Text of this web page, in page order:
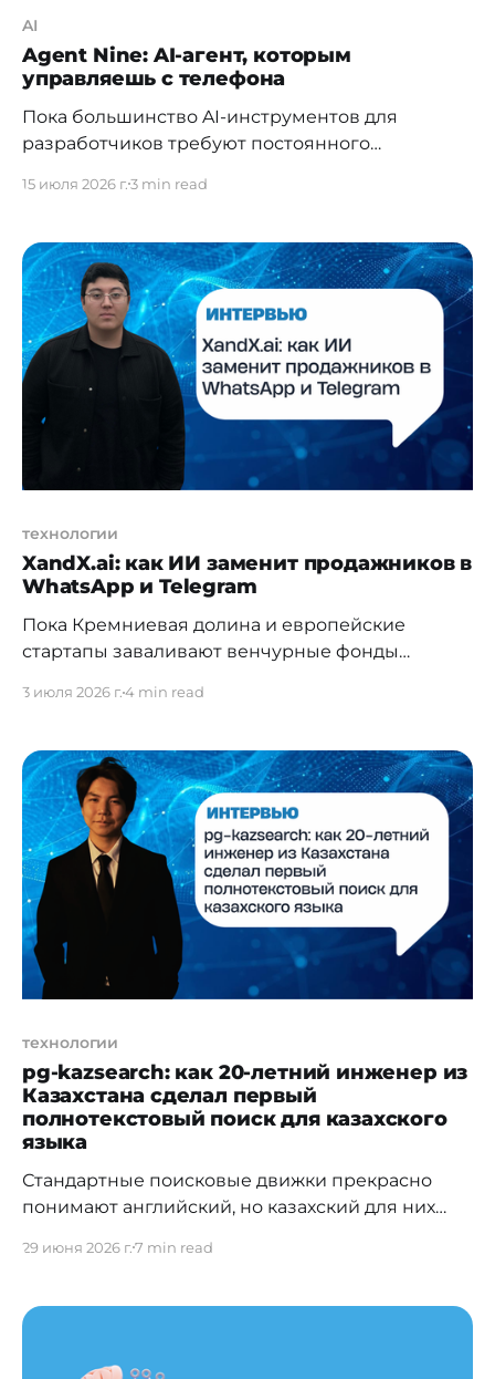
AI
Agent Nine: AI-агент, которым
управляешь с телефона
Пока большинство AI-инструментов для
разработчиков требуют постоянного
Астаны разрабатывает продукт иначе:
ему можно ставить откуда угодно — с телефона,
планшета, любого устройства. 17 июля Agent
Nine выходит в публичный доступ. Мы
поговорили с основателем о том, зачем это
15 июля 2026 г.3 min read
технологии
XandX.ai: как ИИ заменит продажников в
WhatsApp и Telegram
Пока Кремниевая долина и европейские
стартапы заваливают венчурные фонды
предприниматель Султанбек Токсабаев создал
продукт, который бьет точно в цель локального
менталитета ведения бизнеса — туда, где
реально принимаются решения и закрываются
сделки: в WhatsApp и Telegram. Расскажи,
3 июля 2026 г.4 min read
технологии
pg-kazsearch: как 20-летний инженер из
Казахстана сделал первый
полнотекстовый поиск для казахского
языка
Стандартные поисковые движки прекрасно
понимают английский, но казахский для них
языке может принимать сотни форм, и
между ними. Дархан Ахметов, founding
инвестициями от General Catalyst, решил
29 июня 2026 г.7 min read